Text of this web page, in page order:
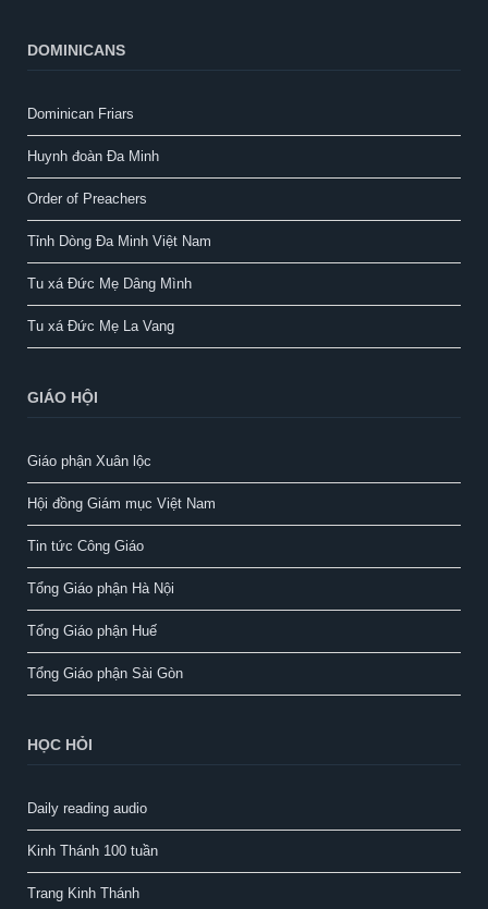
DOMINICANS
Dominican Friars
Huynh đoàn Đa Minh
Order of Preachers
Tỉnh Dòng Đa Minh Việt Nam
Tu xá Đức Mẹ Dâng Mình
Tu xá Đức Mẹ La Vang
GIÁO HỘI
Giáo phận Xuân lộc
Hội đồng Giám mục Việt Nam
Tin tức Công Giáo
Tổng Giáo phận Hà Nội
Tổng Giáo phận Huế
Tổng Giáo phận Sài Gòn
HỌC HỎI
Daily reading audio
Kinh Thánh 100 tuần
Trang Kinh Thánh